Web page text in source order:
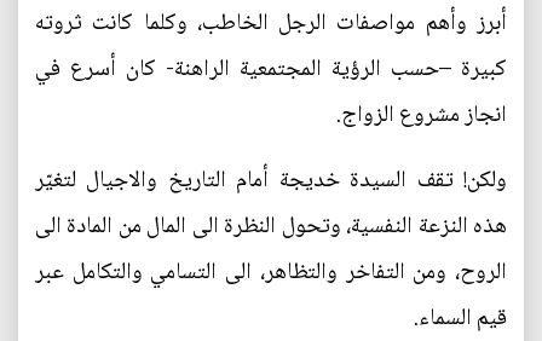
أبرز وأهم مواصفات الرجل الخاطب، وكلما كانت ثروته
كبيرة –حسب الرؤية المجتمعية الراهنة- كان أسرع في
انجاز مشروع الزواج.
ولكن! تقف السيدة خديجة أمام التاريخ والاجيال لتغيّر
هذه النزعة النفسية، وتحول النظرة الى المال من المادة الى
الروح، ومن التفاخر والتظاهر، الى التسامي والتكامل عبر
قيم السماء.